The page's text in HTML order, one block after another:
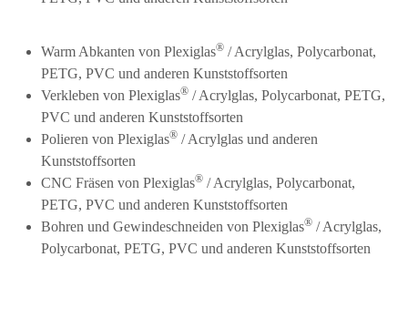
Warm Abkanten von Plexiglas® / Acrylglas, Polycarbonat,
PETG, PVC und anderen Kunststoffsorten
Verkleben von Plexiglas® / Acrylglas, Polycarbonat, PETG,
PVC und anderen Kunststoffsorten
Polieren von Plexiglas® / Acrylglas und anderen
Kunststoffsorten
CNC Fräsen von Plexiglas® / Acrylglas, Polycarbonat,
PETG, PVC und anderen Kunststoffsorten
Bohren und Gewindeschneiden von Plexiglas® / Acrylglas,
Polycarbonat, PETG, PVC und anderen Kunststoffsorten